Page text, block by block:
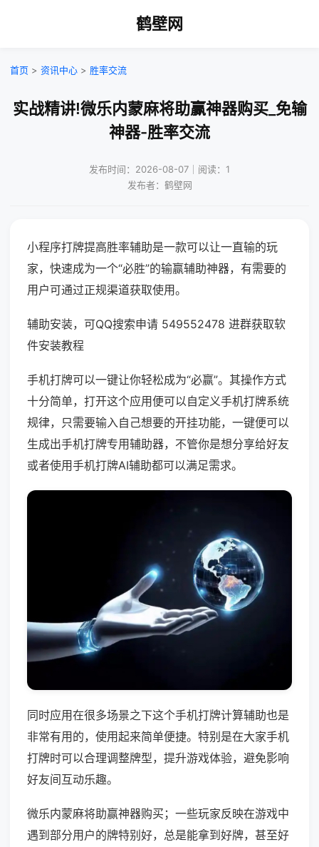
鹤壁网
首页 > 资讯中心 > 胜率交流
实战精讲!微乐内蒙麻将助赢神器购买_免输
神器-胜率交流
发布时间：2026-08-07｜阅读：1
发布者：鹤壁网
小程序打牌提高胜率辅助是一款可以让一直输的玩
家，快速成为一个“必胜”的输赢辅助神器，有需要的
用户可通过正规渠道获取使用。
辅助安装，可QQ搜索申请 549552478 进群获取软
件安装教程
手机打牌可以一键让你轻松成为“必赢”。其操作方式
十分简单，打开这个应用便可以自定义手机打牌系统
规律，只需要输入自己想要的开挂功能，一键便可以
生成出手机打牌专用辅助器，不管你是想分享给好友
或者使用手机打牌AI辅助都可以满足需求。
同时应用在很多场景之下这个手机打牌计算辅助也是
非常有用的，使用起来简单便捷。特别是在大家手机
打牌时可以合理调整牌型，提升游戏体验，避免影响
好友间互动乐趣。
微乐内蒙麻将助赢神器购买；一些玩家反映在游戏中
遇到部分用户的牌特别好，总是能拿到好牌，甚至好